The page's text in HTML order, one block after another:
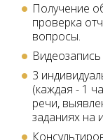
Получение
проверка
вопросы.
3
(каждая - 1
речи,
заданиях на